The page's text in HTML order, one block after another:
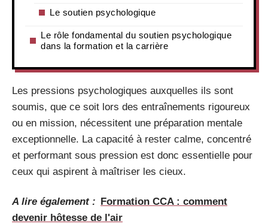
Le soutien psychologique
Le rôle fondamental du soutien psychologique
dans la formation et la carrière
Les pressions psychologiques auxquelles ils sont
soumis, que ce soit lors des entraînements rigoureux
ou en mission, nécessitent une préparation mentale
exceptionnelle. La capacité à rester calme, concentré
et performant sous pression est donc essentielle pour
ceux qui aspirent à maîtriser les cieux.
A lire également : Formation CCA : comment
devenir hôtesse de l'air